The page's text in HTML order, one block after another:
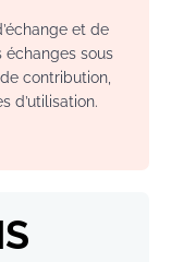
et de
sous
contribution,
d’utilisation.